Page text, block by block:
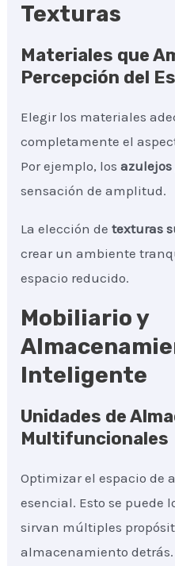
Texturas
Materiales que
Percepción del
Elegir los materiales
completamente el
Por ejemplo, los
sensación de amplitud.
La elección detexturas
crear un ambiente
espacio reducido.
Mobiliario y
Inteligente
Unidades de
Multifuncionales
Optimizar el espacio de
esencial. Esto se puede
sirvan múltiples
almacenamiento detrás.